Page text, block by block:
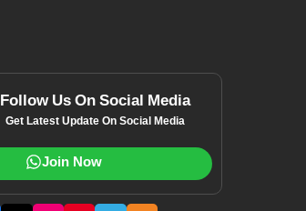
Follow Us On Social Media
Get Latest Update On Social Media
Join Now